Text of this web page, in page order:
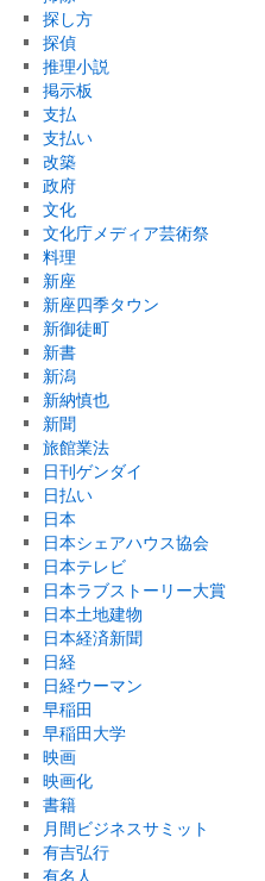
探し方
探偵
推理小説
掲示板
支払
支払い
改築
政府
文化
文化庁メディア芸術祭
料理
新座
新座四季タウン
新御徒町
新書
新潟
新納慎也
新聞
旅館業法
日刊ゲンダイ
日払い
日本
日本シェアハウス協会
日本テレビ
日本ラブストーリー大賞
日本土地建物
日本経済新聞
日経
日経ウーマン
早稲田
早稲田大学
映画
映画化
書籍
月間ビジネスサミット
有吉弘行
有名人